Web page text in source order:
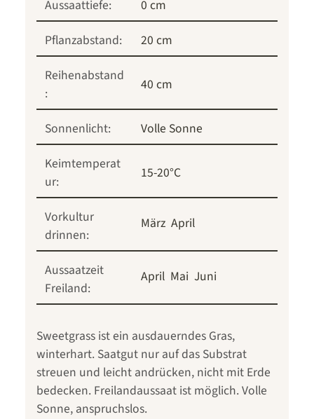
Aussaattiefe:
0 cm
Pflanzabstand:
20 cm
Reihenabstand
:
40 cm
Sonnenlicht:
Volle Sonne
Keimtemperat
ur:
15-20°C
Vorkultur
drinnen:
März April
Aussaatzeit
Freiland:
April Mai Juni
Sweetgrass ist ein ausdauerndes Gras,
winterhart. Saatgut nur auf das Substrat
streuen und leicht andrücken, nicht mit Erde
bedecken. Freilandaussaat ist möglich. Volle
Sonne, anspruchslos.